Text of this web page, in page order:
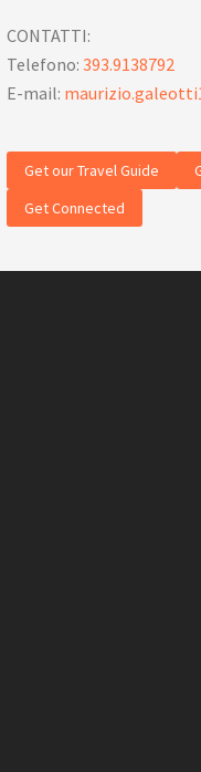
CONTATTI:
Telefono: 393.9138792
E-mail:
Get our Travel Guide
Get Connected